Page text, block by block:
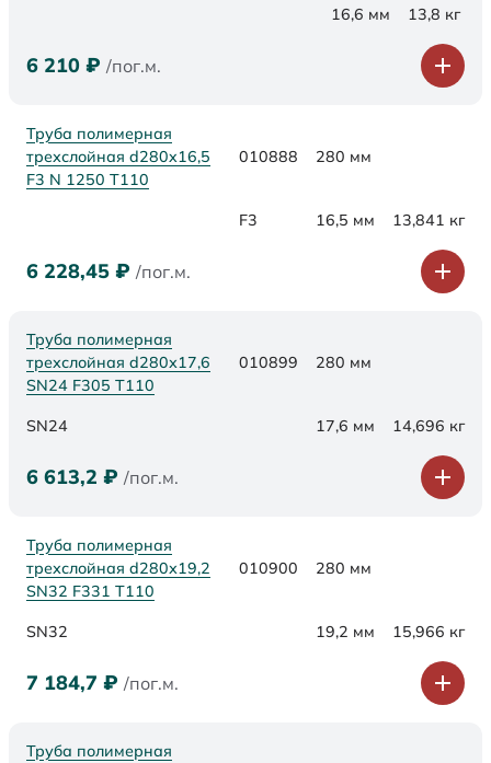
16,6 мм 13,8 кг
6 210 ₽ /пог.м.
Труба полимерная
трехслойная d280x16,5
F3 N 1250 Т110
010888 280 мм
F3 16,5 мм 13,841 кг
6 228,45 ₽ /пог.м.
Труба полимерная
трехслойная d280х17,6
SN24 F305 Т110
010899 280 мм
SN24 17,6 мм 14,696 кг
6 613,2 ₽ /пог.м.
Труба полимерная
трехслойная d280х19,2
SN32 F331 Т110
010900 280 мм
SN32 19,2 мм 15,966 кг
7 184,7 ₽ /пог.м.
Труба полимерная